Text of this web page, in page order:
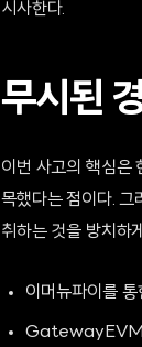
시사한다.
무시된
이번 사고의 핵심
목했다는 점이다. 그
취하는 것을 방치하
이머뉴파이를
GatewayEVM